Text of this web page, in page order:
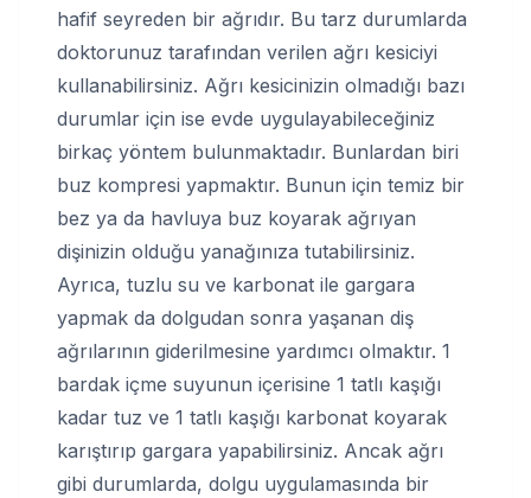
hafif seyreden bir ağrıdır. Bu tarz durumlarda
doktorunuz tarafından verilen ağrı kesiciyi
kullanabilirsiniz. Ağrı kesicinizin olmadığı bazı
durumlar için ise evde uygulayabileceğiniz
birkaç yöntem bulunmaktadır. Bunlardan biri
buz kompresi yapmaktır. Bunun için temiz bir
bez ya da havluya buz koyarak ağrıyan
dişinizin olduğu yanağınıza tutabilirsiniz.
Ayrıca, tuzlu su ve karbonat ile gargara
yapmak da dolgudan sonra yaşanan diş
ağrılarının giderilmesine yardımcı olmaktır. 1
bardak içme suyunun içerisine 1 tatlı kaşığı
kadar tuz ve 1 tatlı kaşığı karbonat koyarak
karıştırıp gargara yapabilirsiniz. Ancak ağrı
gibi durumlarda, dolgu uygulamasında bir